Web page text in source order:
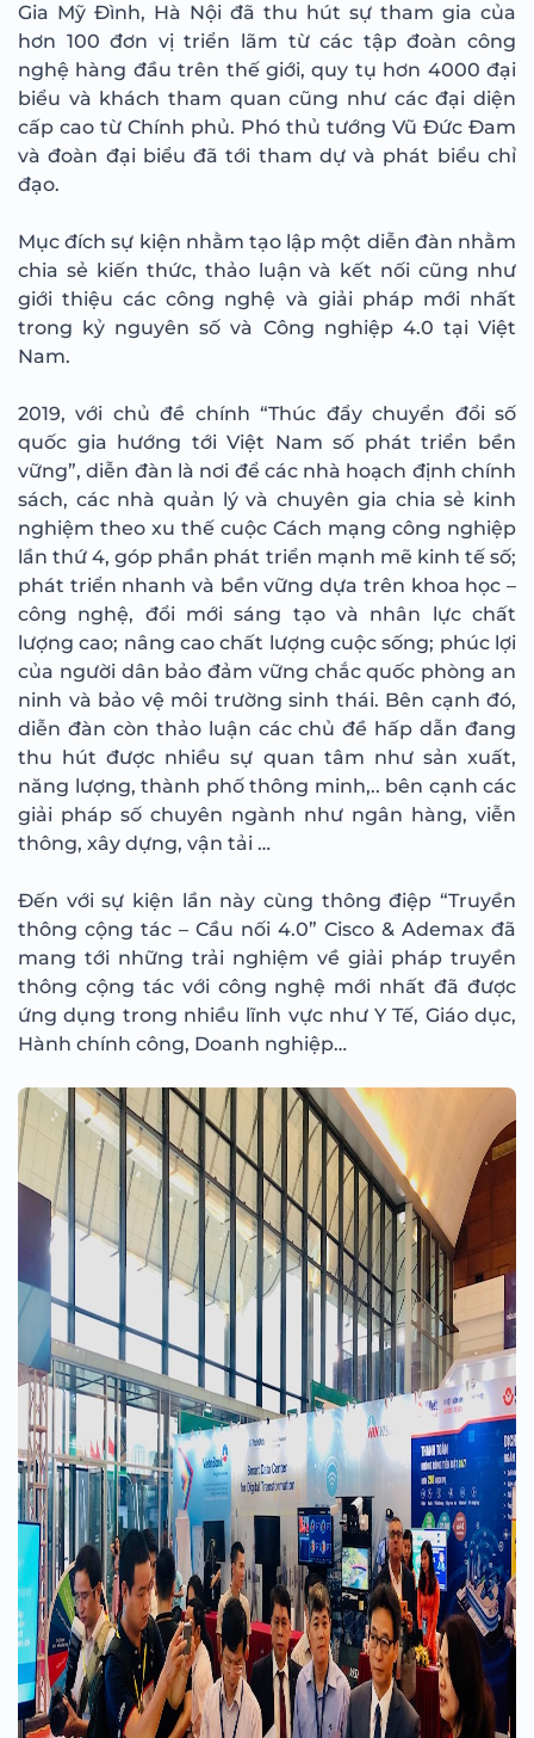
Gia Mỹ Đình, Hà Nội đã thu hút sự tham gia của
hơn 100 đơn vị triển lãm từ các tập đoàn công
nghệ hàng đầu trên thế giới, quy tụ hơn 4000 đại
biểu và khách tham quan cũng như các đại diện
cấp cao từ Chính phủ. Phó thủ tướng Vũ Đức Đam
và đoàn đại biểu đã tới tham dự và phát biểu chỉ
đạo.
Mục đích sự kiện nhằm tạo lập một diễn đàn nhằm
chia sẻ kiến thức, thảo luận và kết nối cũng như
giới thiệu các công nghệ và giải pháp mới nhất
trong kỷ nguyên số và Công nghiệp 4.0 tại Việt
Nam.
2019, với chủ đề chính “Thúc đẩy chuyển đổi số
quốc gia hướng tới Việt Nam số phát triển bền
vững”, diễn đàn là nơi để các nhà hoạch định chính
sách, các nhà quản lý và chuyên gia chia sẻ kinh
nghiệm theo xu thế cuộc Cách mạng công nghiệp
lần thứ 4, góp phần phát triển mạnh mẽ kinh tế số;
phát triển nhanh và bền vững dựa trên khoa học –
công nghệ, đổi mới sáng tạo và nhân lực chất
lượng cao; nâng cao chất lượng cuộc sống; phúc lợi
của người dân bảo đảm vững chắc quốc phòng an
ninh và bảo vệ môi trường sinh thái. Bên cạnh đó,
diễn đàn còn thảo luận các chủ đề hấp dẫn đang
thu hút được nhiều sự quan tâm như sản xuất,
năng lượng, thành phố thông minh,.. bên cạnh các
giải pháp số chuyên ngành như ngân hàng, viễn
thông, xây dựng, vận tải …
Đến với sự kiện lần này cùng thông điệp “Truyền
thông cộng tác – Cầu nối 4.0” Cisco & Ademax đã
mang tới những trải nghiệm về giải pháp truyền
thông cộng tác với công nghệ mới nhất đã được
ứng dụng trong nhiều lĩnh vực như Y Tế, Giáo dục,
Hành chính công, Doanh nghiệp…